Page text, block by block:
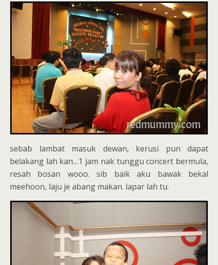
sebab lambat masuk dewan, kerusi pun dapat
belakang lah kan…1 jam nak tunggu concert bermula,
resah bosan wooo. sib baik aku bawak bekal
meehoon, laju je abang makan. lapar lah tu.